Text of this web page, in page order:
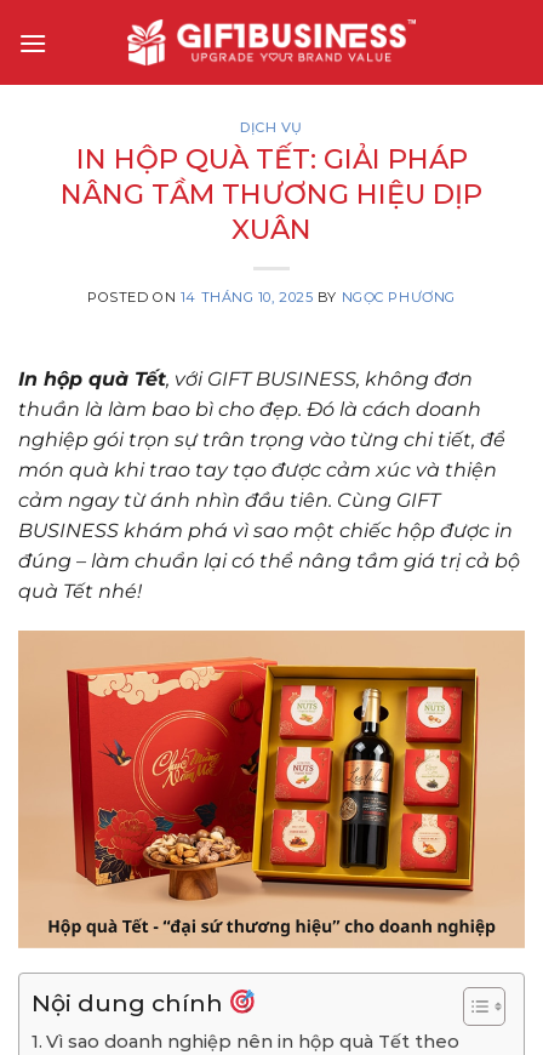
DỊCH VỤ
IN HỘP QUÀ TẾT: GIẢI PHÁP
NÂNG TẦM THƯƠNG HIỆU DỊP
XUÂN
POSTED ON 14 THÁNG 10, 2025 BY NGỌC PHƯƠNG
In hộp quà Tết, với GIFT BUSINESS, không đơn
thuần là làm bao bì cho đẹp. Đó là cách doanh
nghiệp gói trọn sự trân trọng vào từng chi tiết, để
món quà khi trao tay tạo được cảm xúc và thiện
cảm ngay từ ánh nhìn đầu tiên. Cùng GIFT
BUSINESS khám phá vì sao một chiếc hộp được in
đúng – làm chuẩn lại có thể nâng tầm giá trị cả bộ
quà Tết nhé!
Nội dung chính
Vì sao doanh nghiệp nên in hộp quà Tết theo